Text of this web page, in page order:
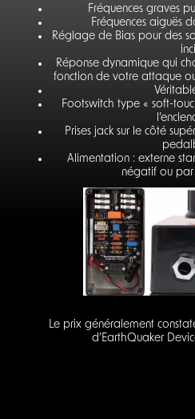
Fréquences graves
Fréquences aiguës
Réglage de Bias pour des
Réponse dynamique qui
fonction de votre attaque
Footswitch type « soft-
Prises jack sur le côté
Alimentation : externe
négatif ou
Le prix généralement
d’EarthQuaker